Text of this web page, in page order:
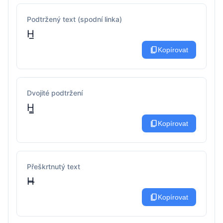
Podtržený text (spodní linka)
H̲
content_copyKopírovat
Dvojité podtržení
H̳
content_copyKopírovat
Přeškrtnutý text
H̶
content_copyKopírovat